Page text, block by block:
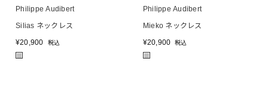
Philippe Audibert
Silias ネックレス
¥20,900 税込
Philippe Audibert
Mieko ネックレス
¥20,900 税込